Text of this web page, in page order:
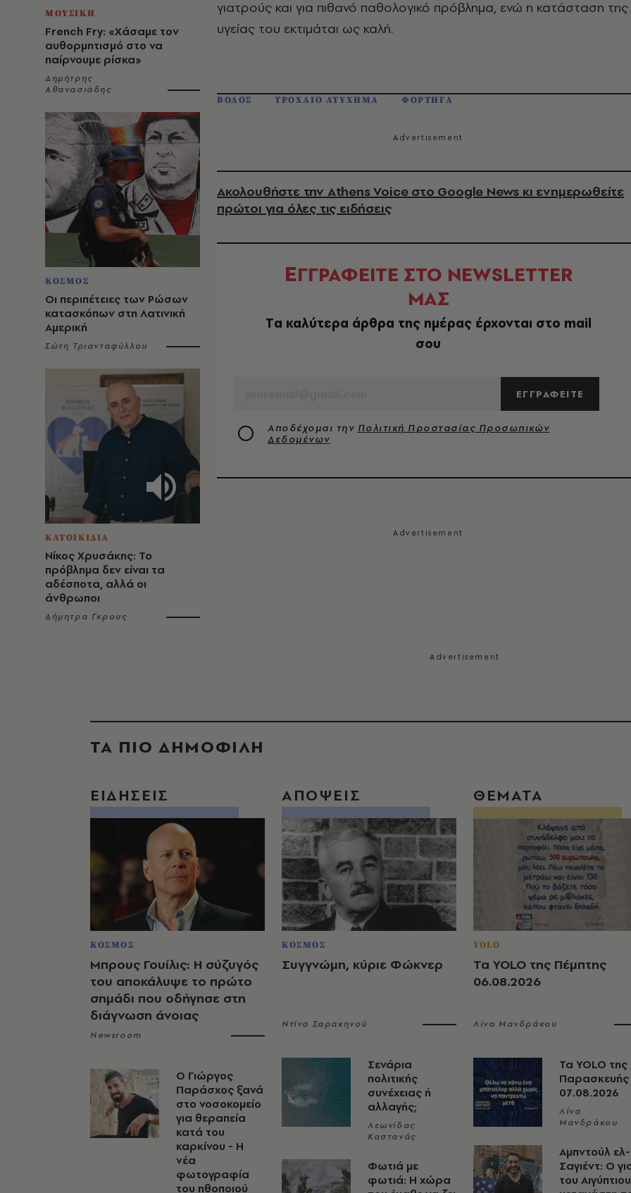
ΜΟΥΣΙΚΗ
French Fry: «Χάσαμε τον
αυθορμητισμό στο να
παίρνουμε ρίσκα»
Δημήτρης
Αθανασιάδης
ΚΟΣΜΟΣ
Οι περιπέτειες των Ρώσων
κατασκόπων στη Λατινική
Αμερική
Σώτη Τριανταφύλλου
ΚΑΤΟΙΚΙΔΙΑ
Νίκος Χρυσάκης: Το
πρόβλημα δεν είναι τα
αδέσποτα, αλλά οι
άνθρωποι
Δήμητρα Γκρους
γιατρούς και για πιθανό παθολογικό πρόβλημα, ενώ η κατάσταση της
υγείας του εκτιμάται ως καλή.
ΒΟΛΟΣ ΤΡΟΧΑΙΟ ΑΤΥΧΗΜΑ ΦΟΡΤΗΓΑ
Ακολουθήστε την Athens Voice στο Google News κι ενημερωθείτε
πρώτοι για όλες τις ειδήσεις
ΕΓΓΡΑΦΕΙΤΕ ΣΤΟ NEWSLETTER
ΜΑΣ
Tα καλύτερα άρθρα της ημέρας έρχονται στο mail
σου
ΕΓΓΡΑΦΕΙΤΕ
Αποδέχομαι την Πολιτική Προστασίας Προσωπικών
Δεδομένων
ΤΑ ΠΙΟ ΔΗΜΟΦΙΛΗ
ΕΙΔΗΣΕΙΣ
ΚΟΣΜΟΣ
Μπρους Γουίλις: Η σύζυγός
του αποκάλυψε το πρώτο
σημάδι που οδήγησε στη
διάγνωση άνοιας
Newsroom
O Γιώργος
Παράσχος ξανά
στο νοσοκομείο
για θεραπεία
κατά του
καρκίνου - Η
νέα
φωτογραφία
του ηθοποιού
ΑΠΟΨΕΙΣ
ΚΟΣΜΟΣ
Συγγνώμη, κύριε Φώκνερ
Ντίνα Σαρακηνού
Σενάρια
πολιτικής
συνέχειας ή
αλλαγής;
Λεωνίδας
Καστανάς
Φωτιά με
φωτιά: Η χώρα
ΘΕΜΑΤΑ
YOLO
Τα YOLO της Πέμπτης
06.08.2026
Λίνα Μανδράκου
Τα YOLO της
Παρασκευής
07.08.2026
Λίνα
Μανδράκου
Αμπντούλ ελ-
Σαγιέντ: Ο
του Αιγύπτιου